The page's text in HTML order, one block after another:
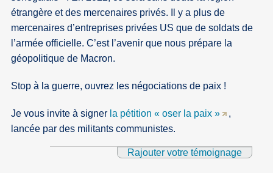
étrangère et des mercenaires privés. Il y a plus de
mercenaires d’entreprises privées US que de soldats de
l’armée officielle. C’est l’avenir que nous prépare la
géopolitique de Macron.
Stop à la guerre, ouvrez les négociations de paix !
Je vous invite à signer la pétition « oser la paix »
,
lancée par des militants communistes.
Rajouter votre témoignage